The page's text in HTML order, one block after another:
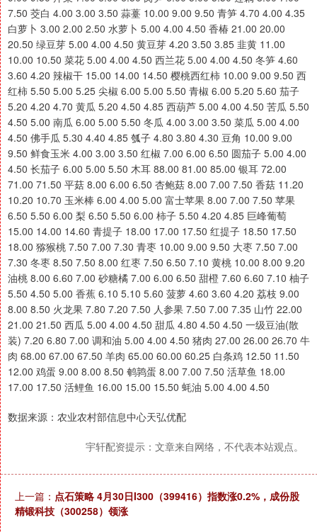
数据来源：农业农村部信息中心天弘优配
宇轩配资提示：文章来自网络，不代表本站观点。
上一篇： 点石策略 4月30日I300（399416）指数涨0.2%，成份股
精锻科技（300258）领涨